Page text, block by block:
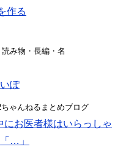
作る
み物・長編・名
ぽ
ゃんねるまとめブログ
お医者様はいらっしゃ
…」